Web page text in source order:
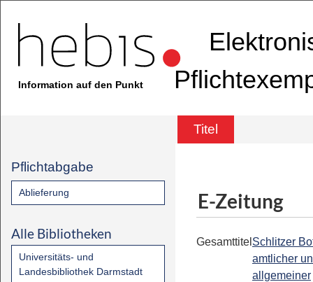
Information auf den Punkt
Titel
Pflichtabgabe
Ablieferung
Alle Bibliotheken
Universitäts- und
Landesbibliothek Darmstadt
E-Zeitung
Gesamttitel Schlitzer
amtlicher
allgemeiner